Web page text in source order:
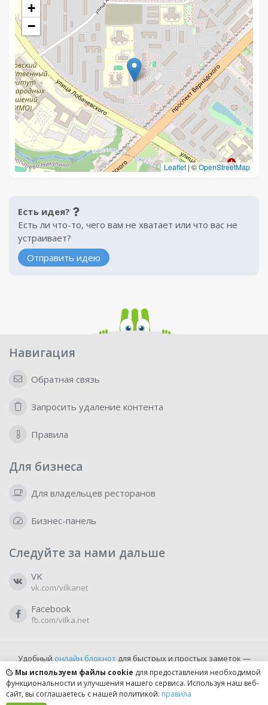
+
−
Leaflet|©OpenStreetMap
Есть идея?
Есть ли что-то, чего вам не хватает или что вас не
устраивает?
Отправить идею
Навигация
Обратная связь
Запросить удаление контента
Правила
Для бизнеса
Для владельцев ресторанов
Бизнес-панель
Следуйте за нами дальше
VK
vk.com/vilkanet
Facebook
fb.com/vilka.net
Удобный онлайн блокнотдля быстрых и простых заметок —
бесплатно и доступно прямо из браузера.
Мы используем файлы cookie для предоставления необходимой
функциональности и улучшения нашего сервиса. Используя наш веб-
сайт, вы соглашаетесь с нашей политикой: правила